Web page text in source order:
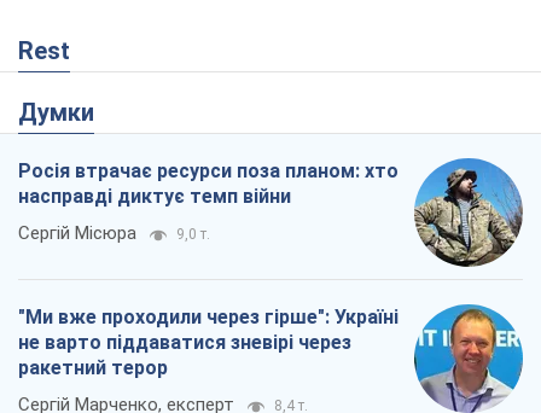
Rest
Думки
Росія втрачає ресурси поза планом: хто
насправді диктує темп війни
Сергій Місюра 9,0 т.
"Ми вже проходили через гірше": Україні
не варто піддаватися зневірі через
ракетний терор
Сергій Марченко, експерт 8,4 т.